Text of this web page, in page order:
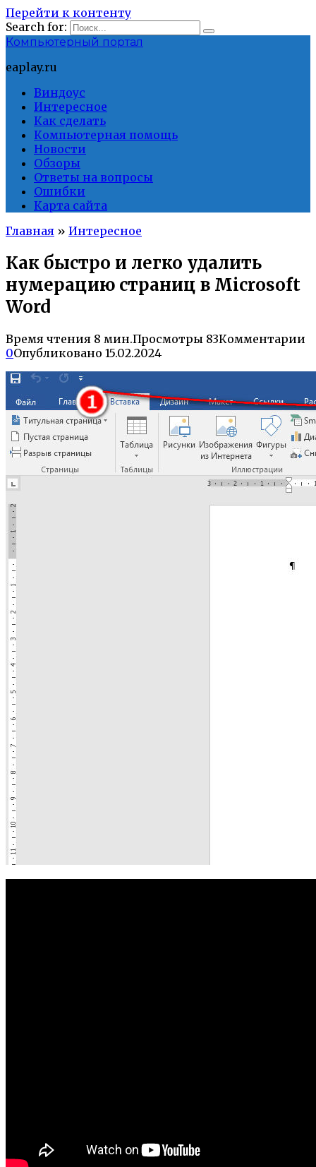
Перейти к контенту
Search for:
Компьютерный портал
eaplay.ru
Виндоус
Интересное
Как сделать
Компьютерная помощь
Новости
Обзоры
Ответы на вопросы
Ошибки
Карта сайта
Главная » Интересное
Как быстро и легко удалить
нумерацию страниц в Microsoft
Word
Время чтения 8 мин.Просмотры 83Комментарии
0Опубликовано 15.02.2024